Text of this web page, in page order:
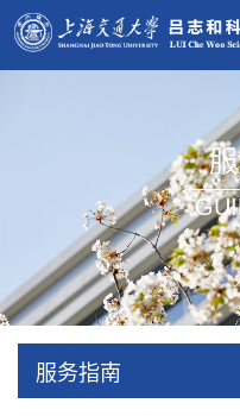
服务指南